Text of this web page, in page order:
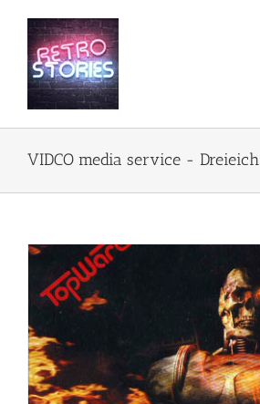
zawartości
VIDCO media service - Dreieich